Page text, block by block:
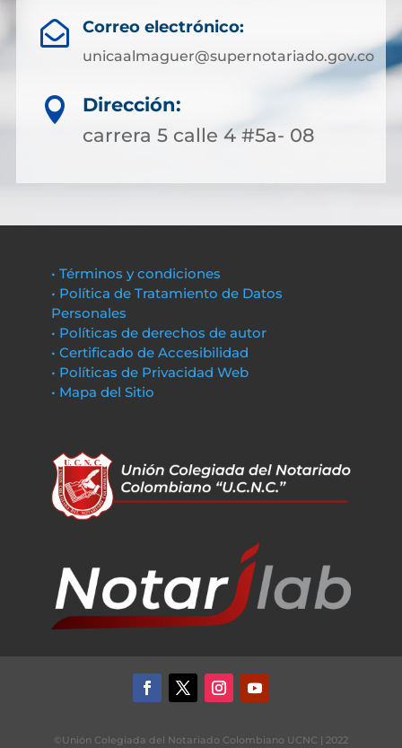
 Correo electrónico:
unicaalmaguer@supernotariado.gov.co

Dirección:
carrera 5 calle 4 #5a- 08
• Términos y condiciones
• Política de Tratamiento de Datos
Personales
• Políticas de derechos de autor
• Certificado de Accesibilidad
• Políticas de Privacidad Web
• Mapa del Sitio
©Unión Colegiada del Notariado Colombiano UCNC | 2022